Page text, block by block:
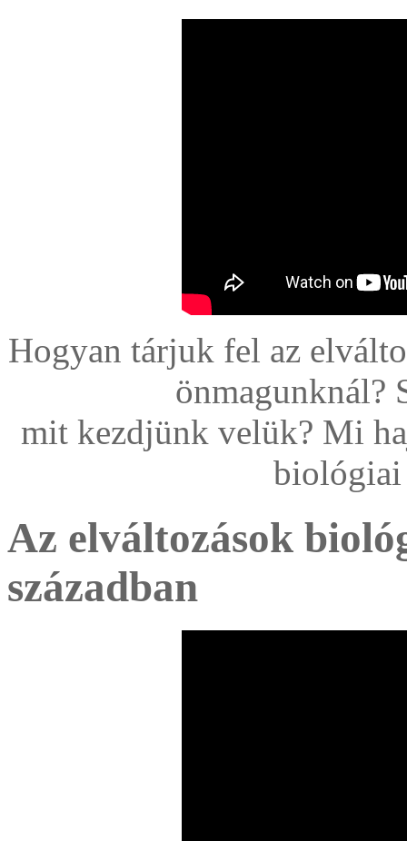
Hogyan tárjuk fel az
önmagunknál?
mit kezdjünk velük? Mi
biológiai
Az elváltozások
században